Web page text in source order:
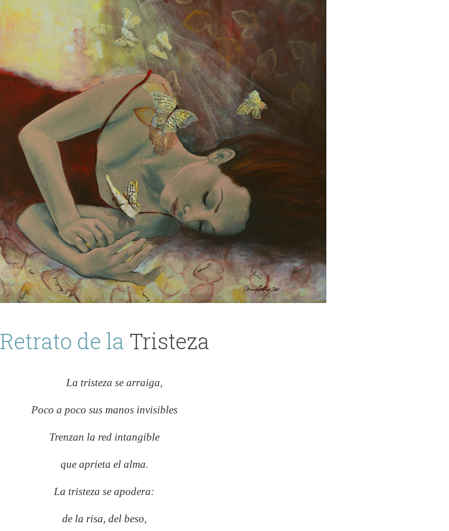
Retrato de la Tristeza
La tristeza se arraiga,
Poco a poco sus manos invisibles
Trenzan la red intangible
que aprieta el alma.
La tristeza se apodera:
de la risa, del beso,